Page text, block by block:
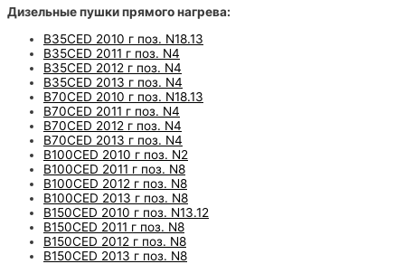
Дизельные пушки прямого нагрева:
B35CED 2010 г поз. N18.13
B35CED 2011 г поз. N4
B35CED 2012 г поз. N4
B35CED 2013 г поз. N4
B70CED 2010 г поз. N18.13
B70CED 2011 г поз. N4
B70CED 2012 г поз. N4
B70CED 2013 г поз. N4
B100CED 2010 г поз. N2
B100CED 2011 г поз. N8
B100CED 2012 г поз. N8
B100CED 2013 г поз. N8
B150CED 2010 г поз. N13.12
B150CED 2011 г поз. N8
B150CED 2012 г поз. N8
B150CED 2013 г поз. N8